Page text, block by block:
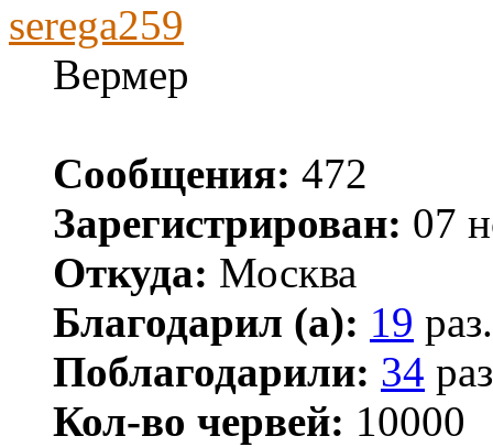
serega259
Вермер
Сообщения: 472
Зарегистрирован: 07
Откуда: Москва
Благодарил (а): 19 раз.
Поблагодарили: 34
Кол-во червей: 10000